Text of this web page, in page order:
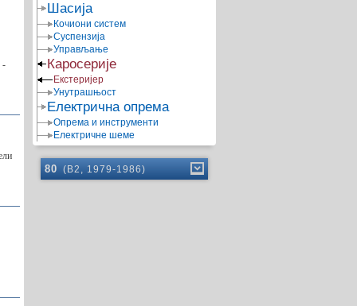
-
Шасија
Кочиони систем
Суспензија
Управљање
Каросерије
Екстеријер
Унутрашњост
Електрична опрема
Опрема и инструменти
Електричне шеме
80 (B2, 1979-1986)